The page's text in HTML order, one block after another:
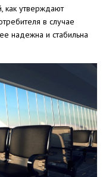
как утверждают
в случае
надежна и стабильна